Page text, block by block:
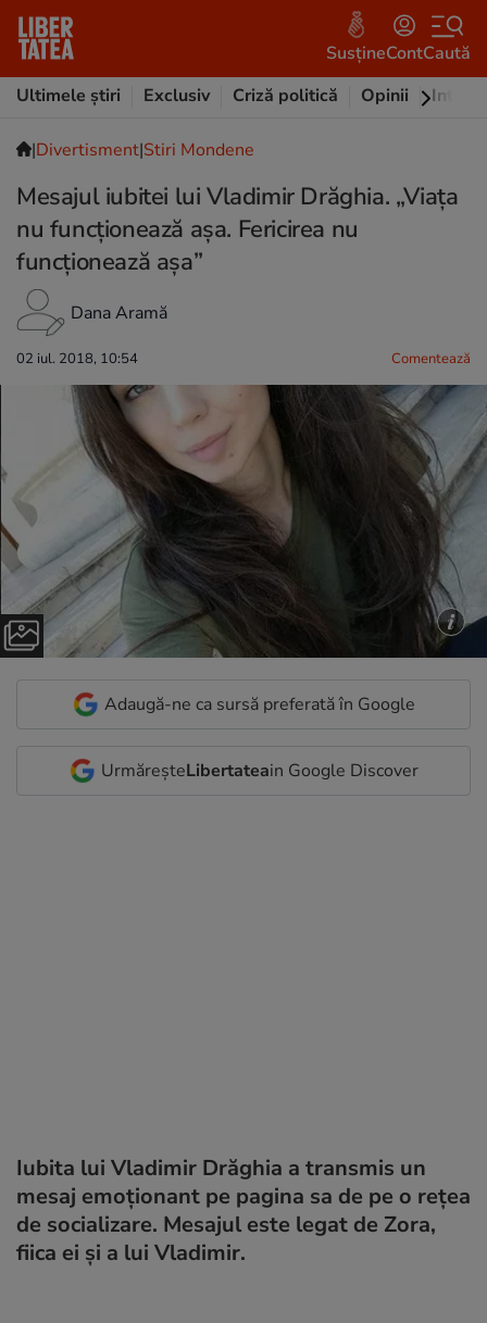
SusțineContCaută
Ultimele știri
Exclusiv Criză politică Opinii
|Divertisment|Stiri Mondene
Mesajul iubitei lui Vladimir Drăghia. „Viața
nu funcționează așa. Fericirea nu
funcționează așa”
Dana Aramă
02 iul. 2018, 10:54 Comentează
Adaugă-ne ca sursă preferată în Google
UrmăreșteLibertateain Google Discover
Iubita lui Vladimir Drăghia a transmis un
mesaj emoționant pe pagina sa de pe o rețea
de socializare. Mesajul este legat de Zora,
fiica ei și a lui Vladimir.